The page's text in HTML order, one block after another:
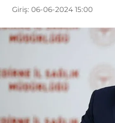
Giriş: 06-06-2024 15:00